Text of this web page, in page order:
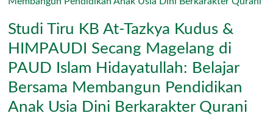
Studi Tiru KB At-Tazkya Kudus &
HIMPAUDI Secang Magelang di
PAUD Islam Hidayatullah: Belajar
Bersama Membangun Pendidikan
Anak Usia Dini Berkarakter Qurani